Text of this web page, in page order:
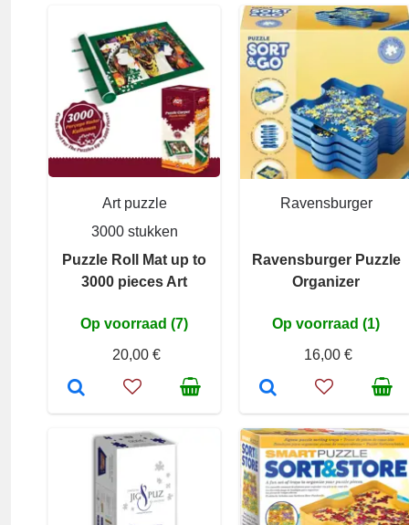
Art puzzle
3000 stukken
Puzzle Roll Mat up to
3000 pieces Art
Op voorraad (7)
20,00 €
Ravensburger
Ravensburger Puzzle
Organizer
Op voorraad (1)
16,00 €